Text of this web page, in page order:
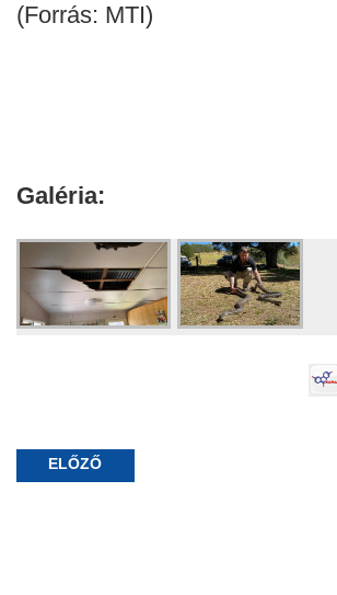
(Forrás: MTI)
Galéria:
ELŐZŐ